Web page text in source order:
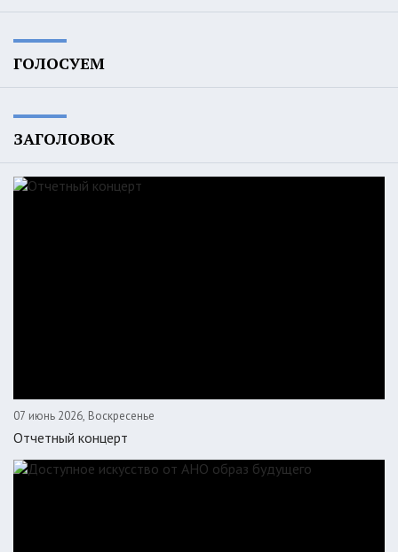
ГОЛОСУЕМ
ЗАГОЛОВОК
07 июнь 2026, Воскресенье
Отчетный концерт